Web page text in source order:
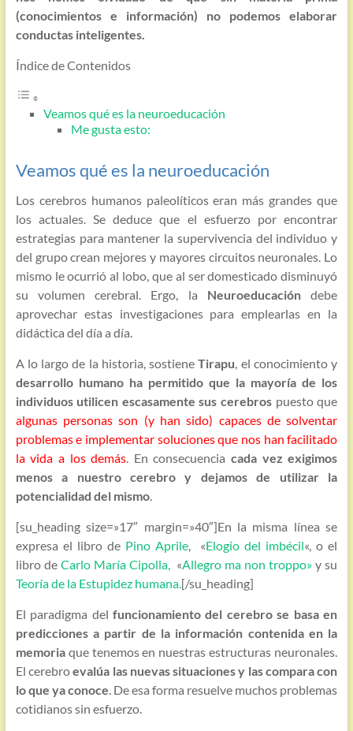
(conocimientos e información) no podemos elaborar
conductas inteligentes.
Índice de Contenidos
Veamos qué es la neuroeducación
Me gusta esto:
Veamos qué es la neuroeducación
Los cerebros humanos paleolíticos eran más grandes que
los actuales. Se deduce que el esfuerzo por encontrar
estrategias para mantener la supervivencia del individuo y
del grupo crean mejores y mayores circuitos neuronales. Lo
mismo le ocurrió al lobo, que al ser domesticado disminuyó
su volumen cerebral. Ergo, la Neuroeducacióndebe
aprovechar estas investigaciones para emplearlas en la
didáctica del día a día.
A lo largo de la historia, sostieneTirapu, el conocimiento y
desarrollo humano ha permitido que la mayoría de los
individuos utilicen escasamente sus cerebros puesto que
algunas personas son (y han sido) capaces de solventar
problemas e implementar soluciones que nos han facilitado
la vida a los demás. En consecuenciacada vez exigimos
menos a nuestro cerebro y dejamos de utilizar la
potencialidad del mismo.
[su_heading size=»17″ margin=»40″]En la misma línea se
expresa el libro de Pino Aprile, «Elogio del imbécil«, o el
libro de Carlo María Cipolla, «Allegro ma non troppo» y su
Teoría de la Estupidez humana.[/su_heading]
El paradigma delfuncionamiento del cerebro se basa en
predicciones a partir de la información contenida en la
memoriaque tenemos en nuestras estructuras neuronales.
El cerebroevalúa las nuevas situaciones y las compara con
lo que ya conoce. De esa forma resuelve muchos problemas
cotidianos sin esfuerzo.